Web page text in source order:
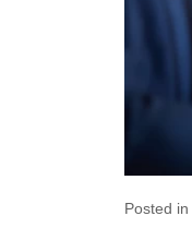
Posted in